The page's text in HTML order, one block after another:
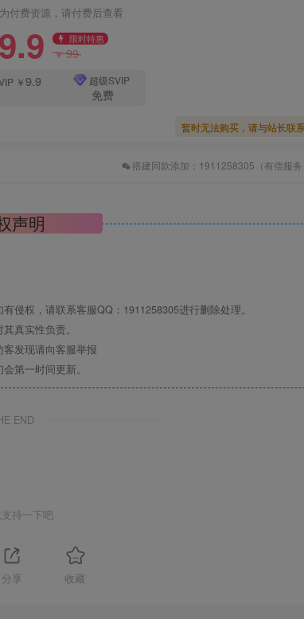
付费资源，请付费后查看
限时特惠
￥99
￥9.9 超级SVIP
免费
暂时无法购买，请与站长联系
搭建同款添加：1911258305（有偿服务
声明
侵权，请联系客服QQ：1911258305进行删除处理。
真实性负责。
发现请向客服举报
第一时间更新。
END
支持一下吧
分享 收藏